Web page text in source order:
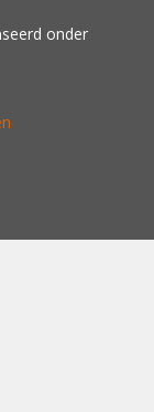
onder